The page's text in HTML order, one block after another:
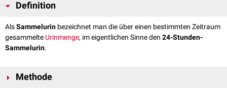
Definition
AlsSammelurin bezeichnet man die über einen bestimmten Zeitraum
gesammelte Urinmenge, im eigentlichen Sinne den 24-Stunden-
Sammelurin.
Methode